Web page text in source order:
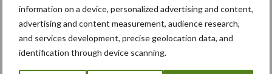
information on a device, personalized advertising and content,
advertising and content measurement, audience research,
and services development, precise geolocation data, and
identification through device scanning.
5 aug
Nieuwe compacte gedragen
pootcombinatie van AVR